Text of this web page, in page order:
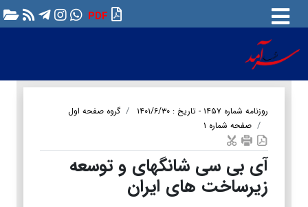
PDF
روزنامه شماره ۱۴۵۷ - تاریخ : ۱۴۰۱/۶/۳۰
گروه صفحه اول
صفحه شماره ۱
آی بی سی شانگهای و توسعه
زیرساخت های ایران